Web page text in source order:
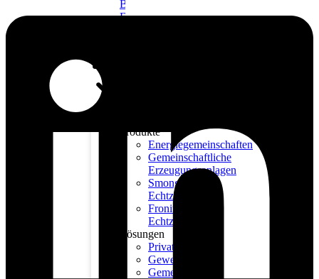
Blog
FAQs
Produkte
Energiegemeinschaften
Gemeinschaftliche
Erzeugungsanlagen
Smongle®
Echtzeitdaten
Fronius
Echtzeitdaten
Lösungen
Privat
Gewerbe
Gemeinden